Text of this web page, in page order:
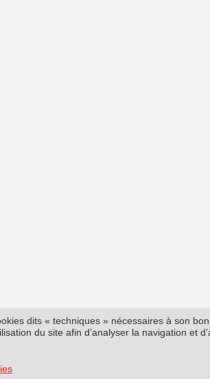
dits « techniques » nécessaires à son
du site afin d’analyser la navigation et